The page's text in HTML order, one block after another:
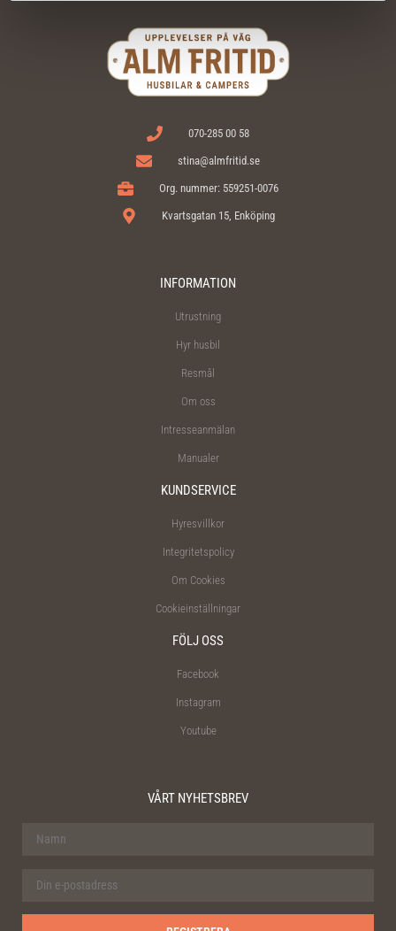
070-285 00 58
stina@almfritid.se
Org. nummer: 559251-0076
Kvartsgatan 15, Enköping
INFORMATION
Utrustning
Hyr husbil
Resmål
Om oss
Intresseanmälan
Manualer
KUNDSERVICE
Hyresvillkor
Integritetspolicy
Om Cookies
Cookieinställningar
FÖLJ OSS
Facebook
Instagram
Youtube
VÅRT NYHETSBREV